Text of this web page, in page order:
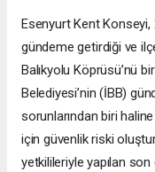
Esenyurt Kent Konseyi,
gündeme getirdiği ve
Balıkyolu Köprüsü’nü
Belediyesi’nin (İBB)
sorunlarından biri
için güvenlik riski
yetkilileriyle yapılan